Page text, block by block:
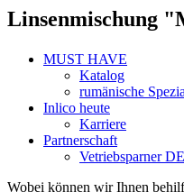
Linsenmischung
MUST HAVE
Katalog
rumänische
Inlico heute
Karriere
Partnerschaft
Vetriebsparner
Wobei können wir Ihnen